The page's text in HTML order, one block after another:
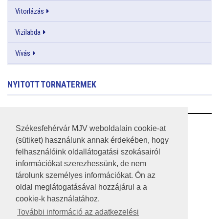
Székesfehérvár MJV weboldalain cookie-at
(sütiket) használunk annak érdekében, hogy
felhasználóink oldallátogatási szokásairól
információkat szerezhessünk, de nem
tárolunk személyes információkat. Ön az
oldal meglátogatásával hozzájárul a a
cookie-k használatához.
További információ az adatkezelési
Vitorlázás
Vizilabda
Vívás
NYITOTT TORNATERMEK
RSS
A HONLAP 2017.03.31-I ÁLLAPOTA
JOGI NYILATKOZAT
IMPRESSZUM